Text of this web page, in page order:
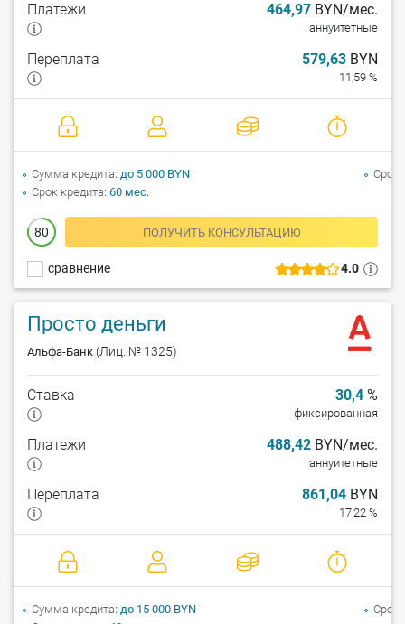
4.0
сравнение
Платежи 464,97 BYN/мес.
аннуитетные
Переплата 579,63 BYN
11,59 %
80 ПОЛУЧИТЬ КОНСУЛЬТАЦИЮ
Сумма кредита до 5 000 BYN
Срок кредита 60 мес.
Срок
Просто деньги
Альфа-Банк (Лиц. № 1325)
Ставка 30,4 %
фиксированная
Платежи 488,42 BYN/мес.
аннуитетные
Переплата 861,04 BYN
17,22 %
Сумма кредита до 15 000 BYN
Срок